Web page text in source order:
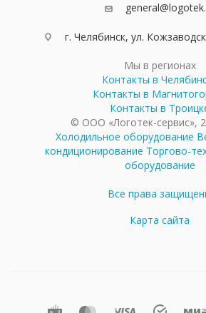
г. Челябинск, ул.
Мы в регионах
Контакты в
Контакты в
Контакты в
© ООО «Логотек-сервис»,
Холодильное оборудование
кондиционирование Торгово-
оборудование
Все права
Карта сайта